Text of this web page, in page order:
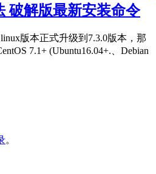
破解版最新安装命令
版本正式升级到7.3.0版本，那
7.1+ (Ubuntu16.04+.、Debian
。